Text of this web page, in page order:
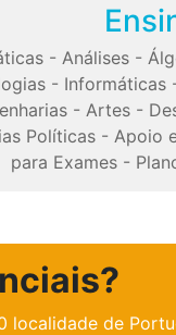
- Análises-
- Informáticas
- Artes-
Políticas - Apoio
para Exames -
localidade de